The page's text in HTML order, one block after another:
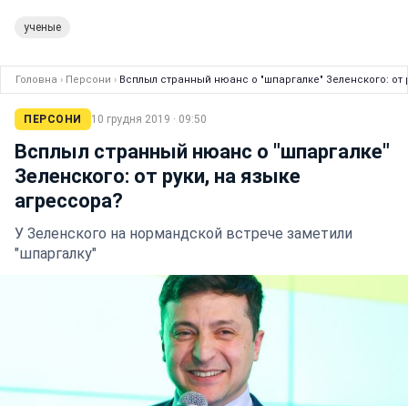
ученые
Головна › Персони › Всплыл странный нюанс о "шпаргалке" Зеленского: от
ПЕРСОНИ 10 грудня 2019 · 09:50
Всплыл странный нюанс о "шпаргалке"
Зеленского: от руки, на языке
агрессора?
У Зеленского на нормандской встрече заметили
"шпаргалку"